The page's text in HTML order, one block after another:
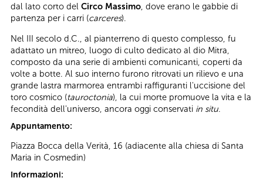
dal lato corto del Circo Massimo, dove erano le gabbie di
partenza per i carri (carceres).
Nel III secolo d.C., al pianterreno di questo complesso, fu
adattato un mitreo, luogo di culto dedicato al dio Mitra,
composto da una serie di ambienti comunicanti, coperti da
volte a botte. Al suo interno furono ritrovati un rilievo e una
grande lastra marmorea entrambi raffiguranti l'uccisione del
toro cosmico (tauroctonia), la cui morte promuove la vita e la
fecondità dell'universo, ancora oggi conservati in situ.
Appuntamento:
Piazza Bocca della Verità, 16 (adiacente alla chiesa di Santa
Maria in Cosmedin)
Informazioni: